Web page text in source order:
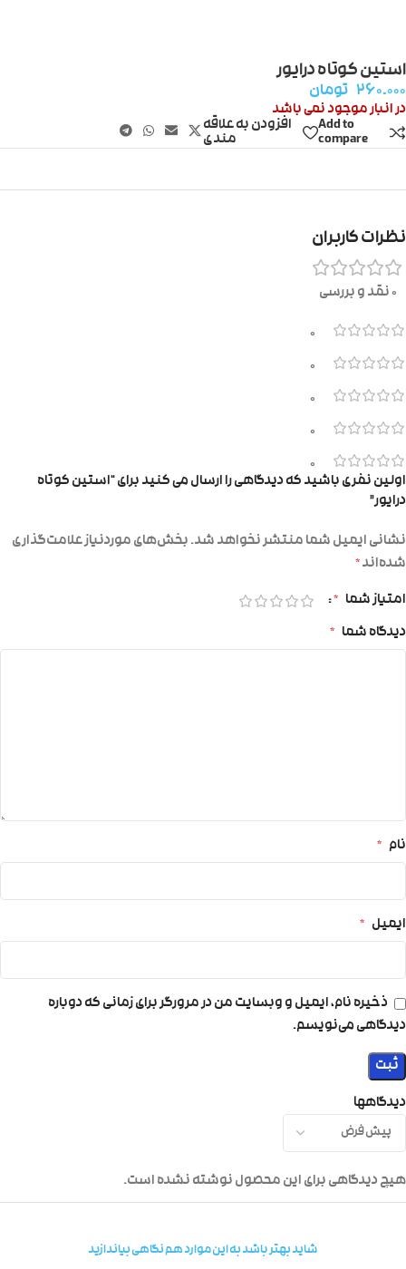
استین کوتاه درایور
۲۶۰.۰۰۰ تومان
در انبار موجود نمی باشد
Add to
compare
افزودن به علاقه
مندی
نظرات کاربران
0 نقد و بررسی
0
0
0
0
0
دیدگاهها
هیچ دیدگاهی برای این محصول نوشته نشده است.
اولین نفری باشید که دیدگاهی را ارسال می کنید برای “استین کوتاه
درایور”
نشانی ایمیل شما منتشر نخواهد شد.بخش‌های موردنیاز علامت‌گذاری
شده‌اند*
امتیاز شما *
دیدگاه شما *
نام *
ایمیل *
ذخیره نام، ایمیل و وبسایت من در مرورگر برای زمانی که دوباره
دیدگاهی می‌نویسم.
شاید بهتر باشد به این موارد هم نگاهی بیاندازید